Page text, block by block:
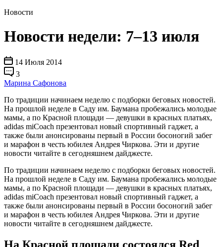
Новости
Новости недели: 7–13 июля
14 Июля 2014
3
Марина Сафонова
По традиции начинаем неделю с подборки беговых новостей.
На прошлой неделе в Саду им. Баумана пробежались молодые
мамы, а по Красной площади — девушки в красных платьях,
adidas miCoach презентовал новый спортивный гаджет, а
также были анонсированы первый в России босоногий забег
и марафон в честь юбилея Андрея Чиркова. Эти и другие
новости читайте в сегодняшнем дайджесте.
По традиции начинаем неделю с подборки беговых новостей.
На прошлой неделе в Саду им. Баумана пробежались молодые
мамы, а по Красной площади — девушки в красных платьях,
adidas miCoach презентовал новый спортивный гаджет, а
также были анонсированы первый в России босоногий забег
и марафон в честь юбилея Андрея Чиркова. Эти и другие
новости читайте в сегодняшнем дайджесте.
На Красной площади состоялся Red